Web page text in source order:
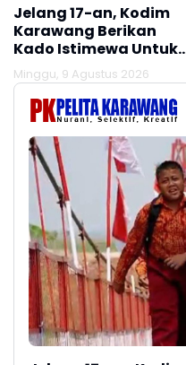
Jelang 17-an, Kodim
Karawang Berikan
Kado Istimewa Untuk
Warga Desa Kalijati
Jatisari
Minggu, 9 Agustus 2026